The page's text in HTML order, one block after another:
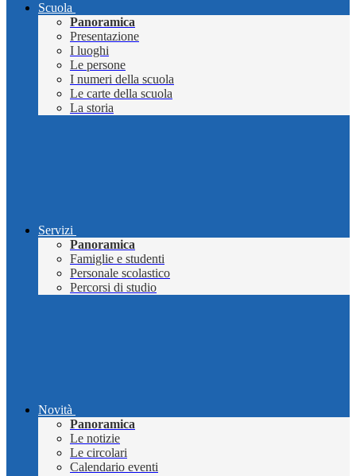
Scuola
Panoramica
Presentazione
I luoghi
Le persone
I numeri della scuola
Le carte della scuola
La storia
Servizi
Panoramica
Famiglie e studenti
Personale scolastico
Percorsi di studio
Novità
Panoramica
Le notizie
Le circolari
Calendario eventi